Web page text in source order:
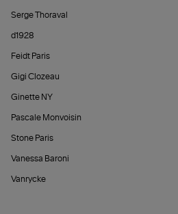
Serge Thoraval
d1928
Feidt Paris
Gigi Clozeau
Ginette NY
Pascale Monvoisin
Stone Paris
Vanessa Baroni
Vanrycke